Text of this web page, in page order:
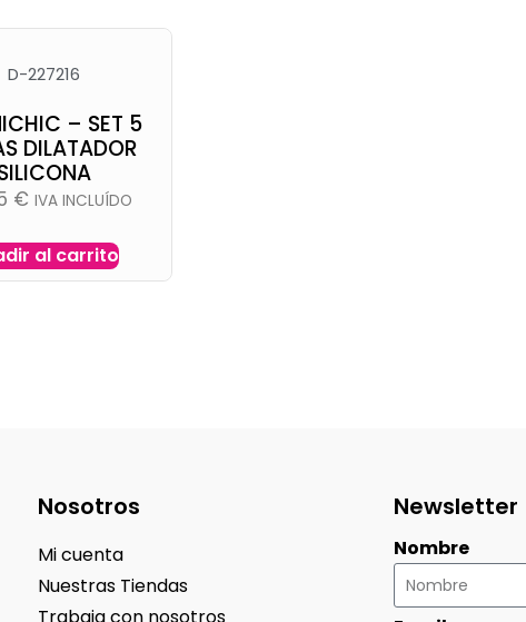
D-227216
– SET 5
DILATADOR
€ IVA INCLUÍDO
al carrito
Nosotros
Mi cuenta
Nuestras Tiendas
Newsletter
Nombre